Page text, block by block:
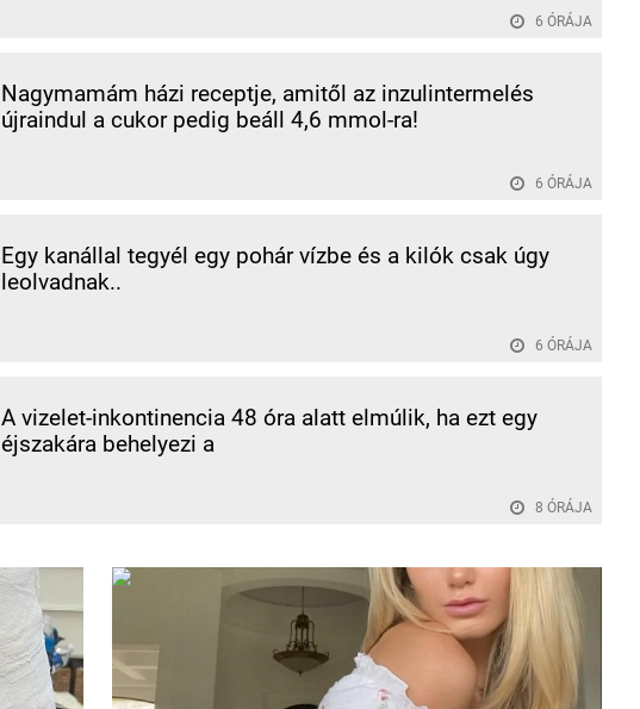
6 ÓRÁJA
Nagymamám házi receptje, amitől az inzulintermelés
újraindul a cukor pedig beáll 4,6 mmol-ra!
6 ÓRÁJA
Egy kanállal tegyél egy pohár vízbe és a kilók csak úgy
leolvadnak..
6 ÓRÁJA
A vizelet-inkontinencia 48 óra alatt elmúlik, ha ezt egy
éjszakára behelyezi a
8 ÓRÁJA